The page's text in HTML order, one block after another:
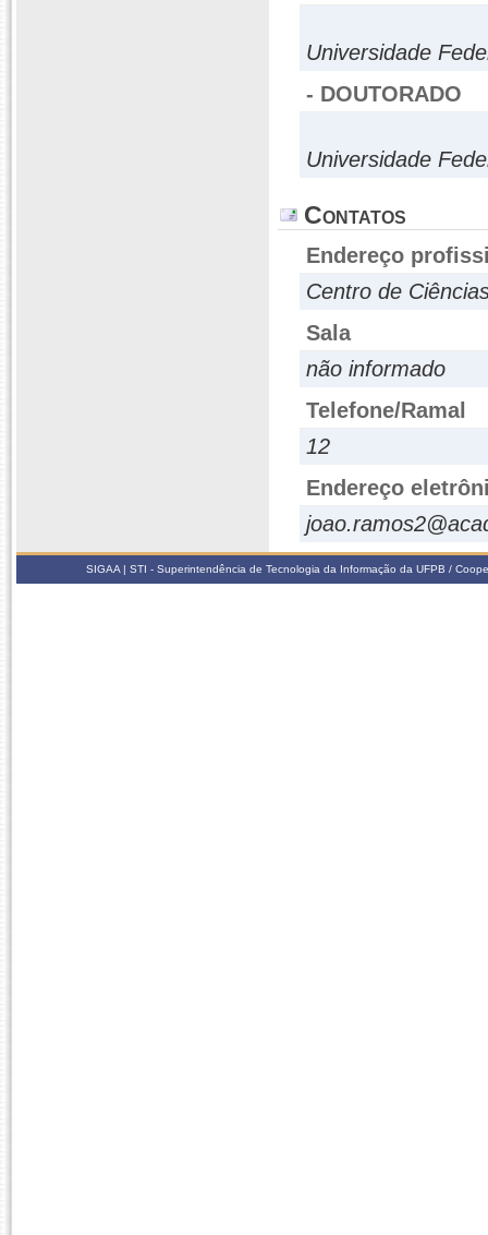
Universidade
- DOUTORADO
Universidade
Contatos
Endereço
Centro de
Sala
não informado
Telefone/Ramal
12
Endereço
SIGAA | STI - Superintendência de Tecnologia da Informação da UFPB /